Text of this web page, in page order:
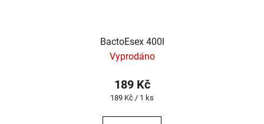
BactoEsex 400l
Vyprodáno
189 Kč
Měrná
189 Kč / 1 ks